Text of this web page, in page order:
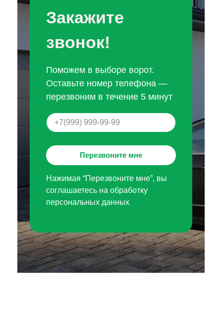
Закажите
звонок!
Поможем в выборе ворот.
Оставьте номер телефона —
перезвоним в течение 5 минут
Перезвоните мне
Нажимая “Перезвоните мне”, вы
соглашаетесь на обработку
персональных данных